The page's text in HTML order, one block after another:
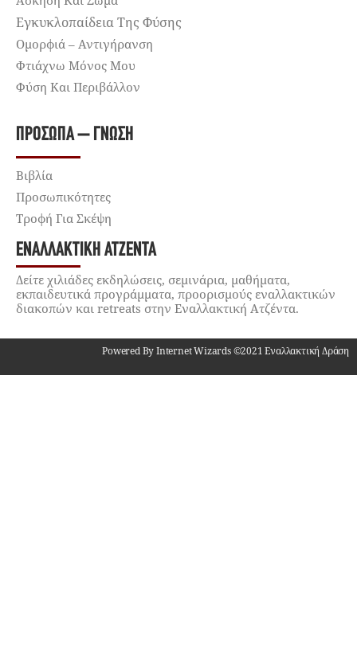
Εγκυκλοπαίδεια Της Φύσης
Ομορφιά – Αντιγήρανση
Φτιάχνω Μόνος Μου
Φύση Και Περιβάλλον
ΠΡΌΣΩΠΑ – ΓΝΏΣΗ
Βιβλία
Προσωπικότητες
Τροφή Για Σκέψη
ΕΝΑΛΛΑΚΤΙΚΉ ΑΤΖΈΝΤΑ
Δείτε χιλιάδες εκδηλώσεις, σεμινάρια, μαθήματα,
εκπαιδευτικά προγράμματα, προορισμούς εναλλακτικών
διακοπών και retreats στην Εναλλακτική Ατζέντα.
Powered By Internet Wizards ©2021 Εναλλακτική Δράση